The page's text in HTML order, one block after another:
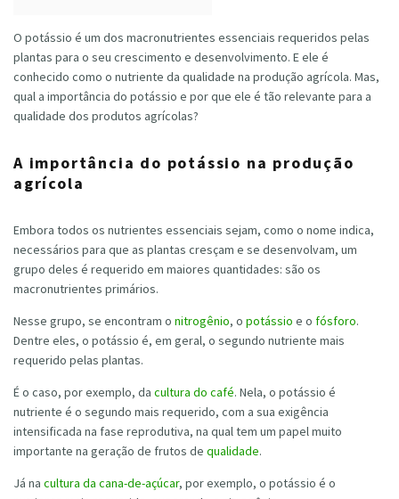
O potássio é um dos macronutrientes essenciais requeridos pelas
plantas para o seu crescimento e desenvolvimento. E ele é
conhecido como o nutriente da qualidade na produção agrícola. Mas,
qual a importância do potássio e por que ele é tão relevante para a
qualidade dos produtos agrícolas?
A importância do potássio na produção
agrícola
Embora todos os nutrientes essenciais sejam, como o nome indica,
necessários para que as plantas cresçam e se desenvolvam, um
grupo deles é requerido em maiores quantidades: são os
macronutrientes primários.
Nesse grupo, se encontram o nitrogênio, o potássio e o fósforo.
Dentre eles, o potássio é, em geral, o segundo nutriente mais
requerido pelas plantas.
É o caso, por exemplo, da cultura do café. Nela, o potássio é
nutriente é o segundo mais requerido, com a sua exigência
intensificada na fase reprodutiva, na qual tem um papel muito
importante na geração de frutos de qualidade.
Já na cultura da cana-de-açúcar, por exemplo, o potássio é o